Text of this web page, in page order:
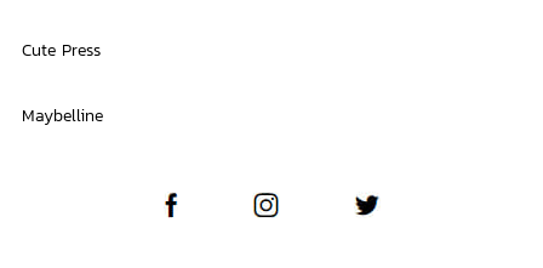
Cute Press
Maybelline